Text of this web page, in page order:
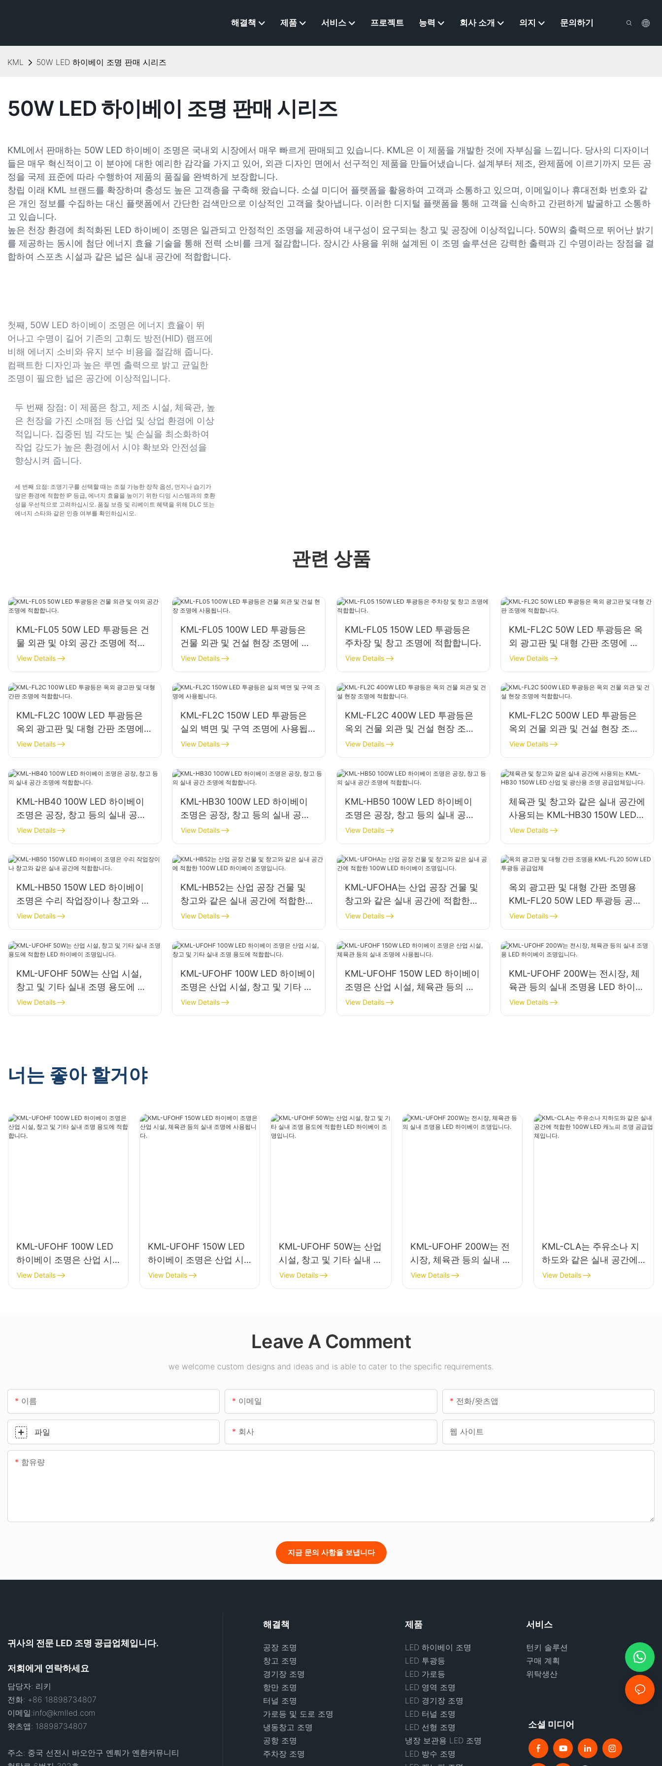
해결책 제품 서비스 프로젝트 능력 회사 소개 의지 문의하기
KML 50W LED 하이베이 조명 판매 시리즈
50W LED 하이베이 조명 판매 시리즈
KML에서 판매하는 50W LED 하이베이 조명은 국내외 시장에서 매우 빠르게 판매되고 있습니다. KML은 이 제품을 개발한 것에 자부심을 느낍니다. 당사의 디자이너
들은 매우 혁신적이고 이 분야에 대한 예리한 감각을 가지고 있어, 외관 디자인 면에서 선구적인 제품을 만들어냈습니다. 설계부터 제조, 완제품에 이르기까지 모든 공
정을 국제 표준에 따라 수행하여 제품의 품질을 완벽하게 보장합니다.
창립 이래 KML 브랜드를 확장하며 충성도 높은 고객층을 구축해 왔습니다. 소셜 미디어 플랫폼을 활용하여 고객과 소통하고 있으며, 이메일이나 휴대전화 번호와 같
은 개인 정보를 수집하는 대신 플랫폼에서 간단한 검색만으로 이상적인 고객을 찾아냅니다. 이러한 디지털 플랫폼을 통해 고객을 신속하고 간편하게 발굴하고 소통하
고 있습니다.
높은 천장 환경에 최적화된 LED 하이베이 조명은 일관되고 안정적인 조명을 제공하여 내구성이 요구되는 창고 및 공장에 이상적입니다. 50W의 출력으로 뛰어난 밝기
를 제공하는 동시에 첨단 에너지 효율 기술을 통해 전력 소비를 크게 절감합니다. 장시간 사용을 위해 설계된 이 조명 솔루션은 강력한 출력과 긴 수명이라는 장점을 결
합하여 스포츠 시설과 같은 넓은 실내 공간에 적합합니다.
첫째, 50W LED 하이베이 조명은 에너지 효율이 뛰
어나고 수명이 길어 기존의 고휘도 방전(HID) 램프에
비해 에너지 소비와 유지 보수 비용을 절감해 줍니다.
컴팩트한 디자인과 높은 루멘 출력으로 밝고 균일한
조명이 필요한 넓은 공간에 이상적입니다.
두 번째 장점: 이 제품은 창고, 제조 시설, 체육관, 높
은 천장을 가진 소매점 등 산업 및 상업 환경에 이상
적입니다. 집중된 빔 각도는 빛 손실을 최소화하여
작업 강도가 높은 환경에서 시야 확보와 안전성을
향상시켜 줍니다.
세 번째 요점: 조명기구를 선택할 때는 조절 가능한 장착 옵션, 먼지나 습기가
많은 환경에 적합한 IP 등급, 에너지 효율을 높이기 위한 디밍 시스템과의 호환
성을 우선적으로 고려하십시오. 품질 보증 및 리베이트 혜택을 위해 DLC 또는
에너지 스타와 같은 인증 여부를 확인하십시오.
관련 상품
KML-FL05 50W LED 투광등은 건
물 외관 및 야외 공간 조명에 적합
합니다.
View Details
KML-FL05 100W LED 투광등은
건물 외관 및 건설 현장 조명에 사
용됩니다.
View Details
KML-FL05 150W LED 투광등은
주차장 및 창고 조명에 적합합니다.
View Details
KML-FL2C 50W LED 투광등은 옥
외 광고판 및 대형 간판 조명에 적
합합니다.
View Details
KML-FL2C 100W LED 투광등은
옥외 광고판 및 대형 간판 조명에
적합합니다.
View Details
KML-FL2C 150W LED 투광등은
실외 벽면 및 구역 조명에 사용됩니
다.
View Details
KML-FL2C 400W LED 투광등은
옥외 건물 외관 및 건설 현장 조명
에 적합합니다.
View Details
KML-FL2C 500W LED 투광등은
옥외 건물 외관 및 건설 현장 조명
에 적합합니다.
View Details
KML-HB40 100W LED 하이베이
조명은 공장, 창고 등의 실내 공간
조명에 적합합니다.
View Details
KML-HB30 100W LED 하이베이
조명은 공장, 창고 등의 실내 공간
조명에 적합합니다.
View Details
KML-HB50 100W LED 하이베이
조명은 공장, 창고 등의 실내 공간
조명에 적합합니다.
View Details
체육관 및 창고와 같은 실내 공간에
사용되는 KML-HB30 150W LED
산업 및 광산용 조명 공급업체입니
다.
View Details
KML-HB50 150W LED 하이베이
조명은 수리 작업장이나 창고와 같
은 실내 공간에 적합합니다.
View Details
KML-HB52는 산업 공장 건물 및
창고와 같은 실내 공간에 적합한
100W LED 하이베이 조명입니다.
View Details
KML-UFOHA는 산업 공장 건물 및
창고와 같은 실내 공간에 적합한
100W LED 하이베이 조명입니다.
View Details
옥외 광고판 및 대형 간판 조명용
KML-FL20 50W LED 투광등 공급
업체
View Details
KML-UFOHF 50W는 산업 시설,
창고 및 기타 실내 조명 용도에 적
합한 LED 하이베이 조명입니다.
View Details
KML-UFOHF 100W LED 하이베이
조명은 산업 시설, 창고 및 기타 실
내 조명 용도에 적합합니다.
View Details
KML-UFOHF 150W LED 하이베이
조명은 산업 시설, 체육관 등의 실
내 조명에 사용됩니다.
View Details
KML-UFOHF 200W는 전시장, 체
육관 등의 실내 조명용 LED 하이베
이 조명입니다.
View Details
너는 좋아 할거야
KML-UFOHF 100W LED
하이베이 조명은 산업 시
설, 창고 및 기타 실내 조명
용도에 적합합니다.
View Details
KML-UFOHF 150W LED
하이베이 조명은 산업 시
설, 체육관 등의 실내 조명
에 사용됩니다.
View Details
KML-UFOHF 50W는 산업
시설, 창고 및 기타 실내 조
명 용도에 적합한 LED 하
이베이 조명입니다.
View Details
KML-UFOHF 200W는 전
시장, 체육관 등의 실내 조
명용 LED 하이베이 조명입
니다.
View Details
KML-CLA는 주유소나 지
하도와 같은 실내 공간에
적합한 100W LED 캐노피
조명 공급업체입니다.
View Details
Leave A Comment
we welcome custom designs and ideas and is able to cater to the specific requirements.
이름 이메일 전화/왓츠앱
파일 회사 웹 사이트
함유량
지금 문의 사항을 보냅니다
귀사의 전문 LED 조명 공급업체입니다.
저희에게 연락하세요
담당자: 리키
전화: +86 18898734807
이메일:info@kmlled.com
왓츠앱: 18898734807
주소: 중국 선전시 바오안구 옌뤄가 옌촨커뮤니티
해결책
공장 조명
창고 조명
경기장 조명
항만 조명
터널 조명
가로등 및 도로 조명
냉동창고 조명
공항 조명
주차장 조명
제품
LED 하이베이 조명
LED 투광등
LED 가로등
LED 영역 조명
LED 경기장 조명
LED 터널 조명
LED 선형 조명
냉장 보관용 LED 조명
LED 방수 조명
서비스
턴키 솔루션
구매 계획
위탁생산
소셜 미디어